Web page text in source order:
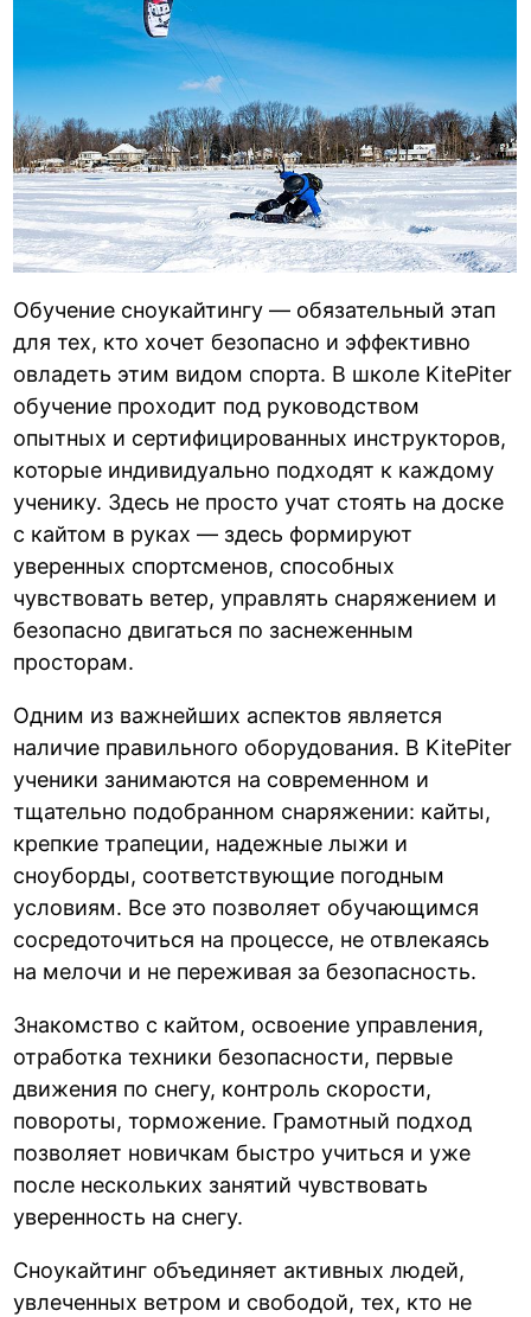
Обучение сноукайтингу — обязательный этап
для тех, кто хочет безопасно и эффективно
овладеть этим видом спорта. В школе KitePiter
обучение проходит под руководством
опытных и сертифицированных инструкторов,
которые индивидуально подходят к каждому
ученику. Здесь не просто учат стоять на доске
с кайтом в руках — здесь формируют
уверенных спортсменов, способных
чувствовать ветер, управлять снаряжением и
безопасно двигаться по заснеженным
просторам.
Одним из важнейших аспектов является
наличие правильного оборудования. В KitePiter
ученики занимаются на современном и
тщательно подобранном снаряжении: кайты,
крепкие трапеции, надежные лыжи и
сноуборды, соответствующие погодным
условиям. Все это позволяет обучающимся
сосредоточиться на процессе, не отвлекаясь
на мелочи и не переживая за безопасность.
Знакомство с кайтом, освоение управления,
отработка техники безопасности, первые
движения по снегу, контроль скорости,
повороты, торможение. Грамотный подход
позволяет новичкам быстро учиться и уже
после нескольких занятий чувствовать
уверенность на снегу.
Сноукайтинг объединяет активных людей,
увлеченных ветром и свободой, тех, кто не